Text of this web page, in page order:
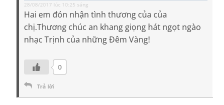
28/08/2017 lúc 10:25 sáng
Hai em đón nhận tình thương của của
chị.Thương chúc an khang giọng hát ngọt ngào
nhạc Trịnh của những Đêm Vàng!
0
Trả lời